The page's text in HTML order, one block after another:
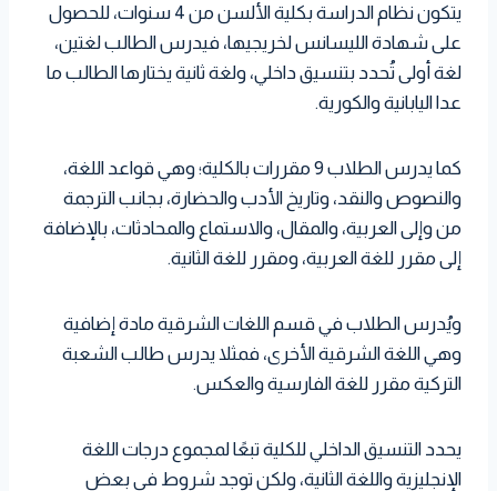
يتكون نظام الدراسة بكلية الألسن من 4 سنوات، للحصول
على شهادة الليسانس لخريجيها، فيدرس الطالب لغتين،
لغة أولى تُحدد بتنسيق داخلي، ولغة ثانية يختارها الطالب ما
عدا اليابانية والكورية.
كما يدرس الطلاب 9 مقررات بالكلية؛ وهي قواعد اللغة،
والنصوص والنقد، وتاريخ الأدب والحضارة، بجانب الترجمة
من وإلى العربية، والمقال، والاستماع والمحادثات، بالإضافة
إلى مقرر للغة العربية، ومقرر للغة الثانية.
ويُدرس الطلاب في قسم اللغات الشرقية مادة إضافية
وهي اللغة الشرقية الأخرى، فمثلا يدرس طالب الشعبة
التركية مقرر للغة الفارسية والعكس.
يحدد التنسيق الداخلي للكلية تبعًا لمجموع درجات اللغة
الإنجليزية واللغة الثانية، ولكن توجد شروط في بعض